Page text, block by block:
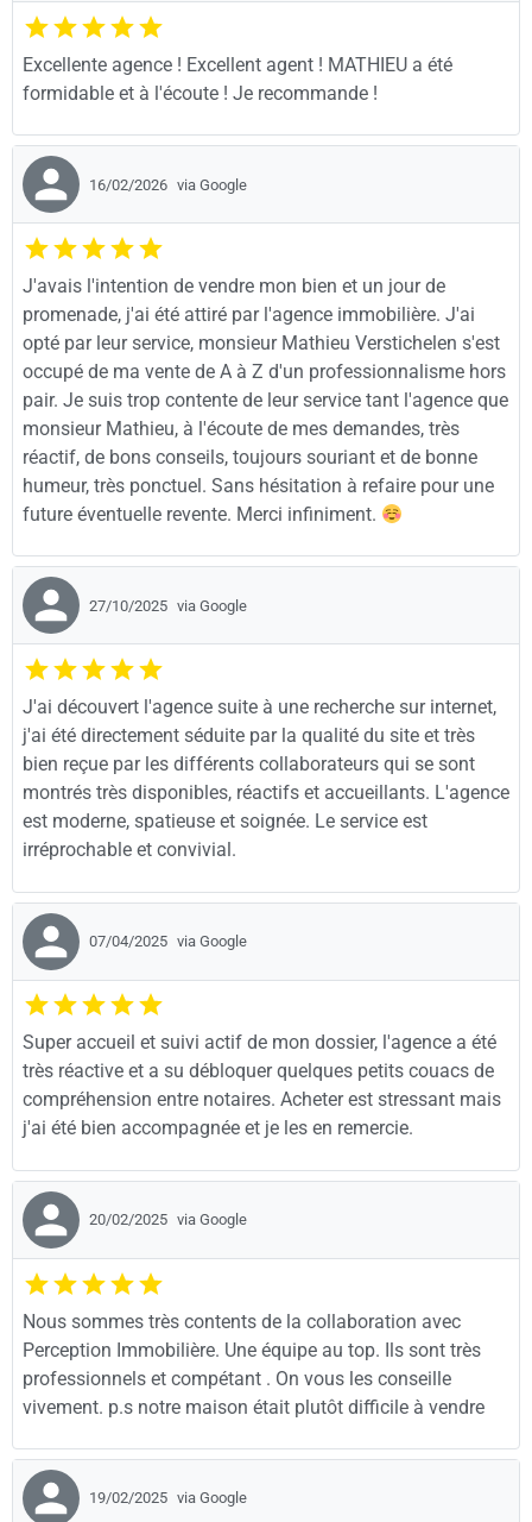
Excellente agence ! Excellent agent ! MATHIEU a été
formidable et à l'écoute ! Je recommande !
16/02/2026 via Google
J'avais l'intention de vendre mon bien et un jour de
promenade, j'ai été attiré par l'agence immobilière. J'ai
opté par leur service, monsieur Mathieu Verstichelen s'est
occupé de ma vente de A à Z d'un professionnalisme hors
pair. Je suis trop contente de leur service tant l'agence que
monsieur Mathieu, à l'écoute de mes demandes, très
réactif, de bons conseils, toujours souriant et de bonne
humeur, très ponctuel. Sans hésitation à refaire pour une
future éventuelle revente. Merci infiniment.
27/10/2025 via Google
J'ai découvert l'agence suite à une recherche sur internet,
j'ai été directement séduite par la qualité du site et très
bien reçue par les différents collaborateurs qui se sont
montrés très disponibles, réactifs et accueillants. L'agence
est moderne, spatieuse et soignée. Le service est
irréprochable et convivial.
07/04/2025 via Google
Super accueil et suivi actif de mon dossier, l'agence a été
très réactive et a su débloquer quelques petits couacs de
compréhension entre notaires. Acheter est stressant mais
j'ai été bien accompagnée et je les en remercie.
20/02/2025 via Google
Nous sommes très contents de la collaboration avec
Perception Immobilière. Une équipe au top. Ils sont très
professionnels et compétant . On vous les conseille
vivement. p.s notre maison était plutôt difficile à vendre
19/02/2025 via Google